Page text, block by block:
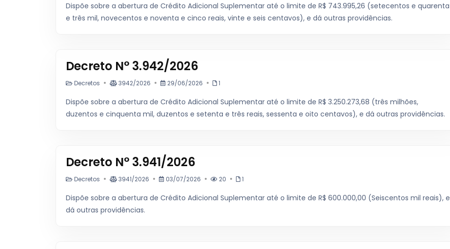
Dispõe sobre a abertura de Crédito Adicional Suplementar até o limite de R$ 743.995,26 (setecentos e quarenta
e três mil, novecentos e noventa e cinco reais, vinte e seis centavos), e dá outras providências.
Decreto N° 3.942/2026
Decretos 3942/2026 29/06/2026 1
Dispõe sobre a abertura de Crédito Adicional Suplementar até o limite de R$ 3.250.273,68 (três milhões,
duzentos e cinquenta mil, duzentos e setenta e três reais, sessenta e oito centavos), e dá outras providências.
Decreto N° 3.941/2026
Decretos 3941/2026 03/07/2026 20 1
Dispõe sobre a abertura de Crédito Adicional Suplementar até o limite de R$ 600.000,00 (Seiscentos mil reais), e
dá outras providências.